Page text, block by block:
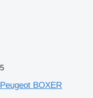
5
Peugeot BOXER